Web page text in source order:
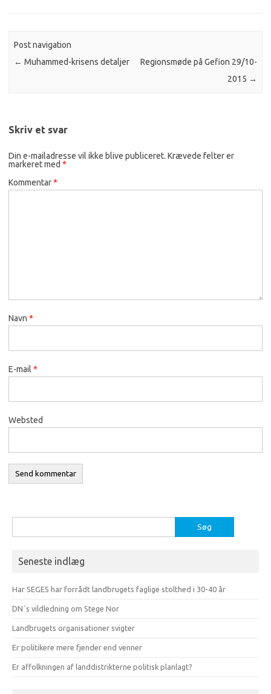
Post navigation
← Muhammed-krisens detaljer
Regionsmøde på Gefion 29/10-
2015 →
Skriv et svar
Din e-mailadresse vil ikke blive publiceret. Krævede felter er
markeret med *
Kommentar*
Navn *
E-mail *
Websted
efter:
Seneste indlæg
Har SEGES har forrådt landbrugets faglige stolthed i 30-40 år
DN´s vildledning om Stege Nor
Landbrugets organisationer svigter
Er politikere mere fjender end venner
Er affolkningen af landdistrikterne politisk planlagt?